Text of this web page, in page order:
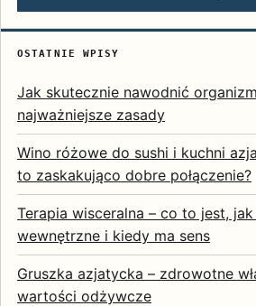
OSTATNIE WPISY
Jak skutecznie nawodnić
najważniejsze zasady
Wino różowe do sushi i kuchni
to zaskakująco dobre połączenie?
Terapia wisceralna – co to jest,
wewnętrzne i kiedy ma sens
Gruszka azjatycka – zdrowotne
wartości odżywcze